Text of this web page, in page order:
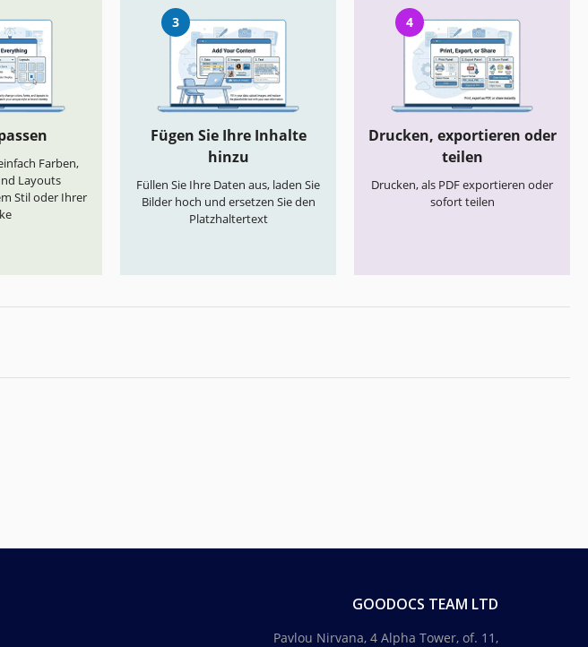
Farben,
Layouts
Stil oder Ihrer
3
Fügen Sie Ihre Inhalte
hinzu
Füllen Sie Ihre Daten aus, laden Sie
Bilder hoch und ersetzen Sie den
Platzhaltertext
4
Drucken, exportieren oder
teilen
Drucken, als PDF exportieren oder
sofort teilen
GOODOCS TEAM LTD
Pavlou Nirvana, 4 Alpha Tower, of. 11,